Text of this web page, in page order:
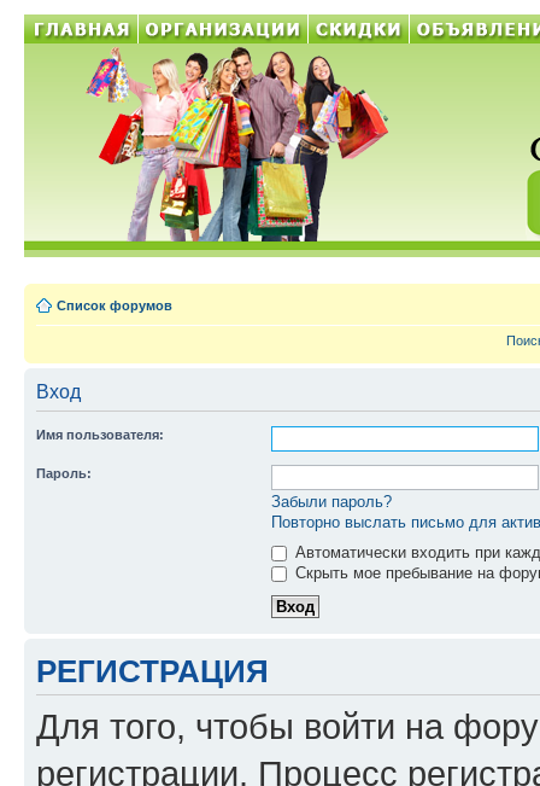
Список форумов
Вход
Имя пользователя:
Пароль:
Забыли пароль?
Повторно выслать письмо для
Автоматически входить при
Скрыть мое пребывание на
РЕГИСТРАЦИЯ
Для того, чтобы войти на
регистрации. Процесс